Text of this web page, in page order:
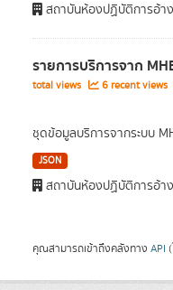
สถาบันห้องปฏิบัติการอ้า
รายการบริการจาก
total views
6 recent views
ชุดข้อมูลบริการจากระบบ
JSON
สถาบันห้องปฏิบัติการอ้า
คุณสามารถเข้าถึงคลังทาง API